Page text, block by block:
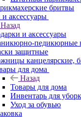
бритвы
аксессуары
Назад
и аксессуары
педикюрные
защитные
канцелярские,
для дома
Назад
Товары для дома
Инвентарь для
Уход за обувью